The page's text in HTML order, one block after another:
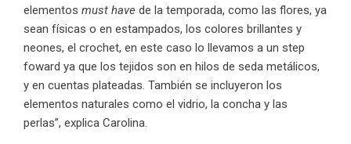
elementos must have de la temporada, como las flores, ya
sean físicas o en estampados, los colores brillantes y
neones, el crochet, en este caso lo llevamos a un step
foward ya que los tejidos son en hilos de seda metálicos,
y en cuentas plateadas. También se incluyeron los
elementos naturales como el vidrio, la concha y las
perlas”, explica Carolina.